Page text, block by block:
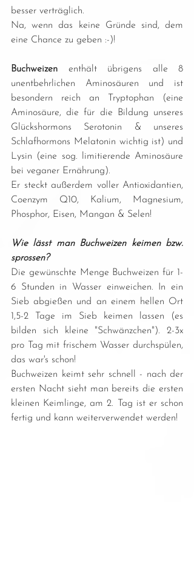
besser verträglich.
Na, wenn das keine Gründe sind, dem
eine Chance zu geben :-)!
Buchweizen enthält übrigens alle 8
unentbehrlichen Aminosäuren und ist
besondern reich an Tryptophan (eine
Aminosäure, die für die Bildung unseres
Glückshormons Serotonin & unseres
Schlafhormons Melatonin wichtig ist) und
Lysin (eine sog. limitierende Aminosäure
bei veganer Ernährung).
Er steckt außerdem voller Antioxidantien,
Coenzym Q10, Kalium, Magnesium,
Phosphor, Eisen, Mangan & Selen!
Wie lässt man Buchweizen keimen bzw.
sprossen?
Die gewünschte Menge Buchweizen für 1-
6 Stunden in Wasser einweichen. In ein
Sieb abgießen und an einem hellen Ort
1,5-2 Tage im Sieb keimen lassen (es
bilden sich kleine "Schwänzchen"). 2-3x
pro Tag mit frischem Wasser durchspülen,
das war's schon!
Buchweizen keimt sehr schnell - nach der
ersten Nacht sieht man bereits die ersten
kleinen Keimlinge, am 2. Tag ist er schon
fertig und kann weiterverwendet werden!